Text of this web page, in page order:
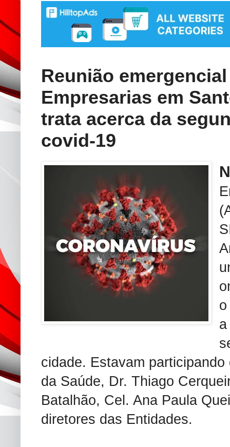
Reunião
Empresarias em
trata acerca da
covid-19
cidade. Estavam
da Saúde, Dr. Thiago
Batalhão, Cel. Ana Paula
diretores das Entidades.